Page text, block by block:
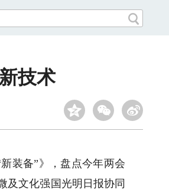
技术
装备”》，盘点今年两会
及文化强国光明日报协同